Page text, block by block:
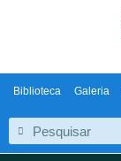
Biblioteca Galeria